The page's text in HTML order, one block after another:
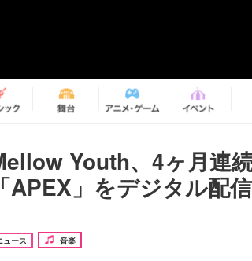
Youth、4ヶ月連
「APEX」をデジタル配
ュース 音楽